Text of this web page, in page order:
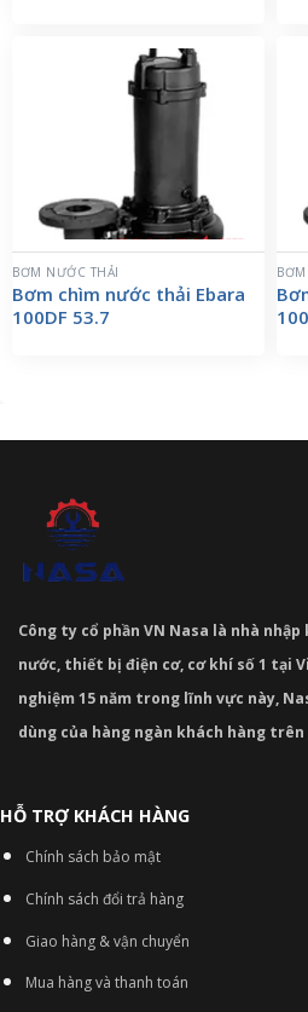
BƠM NƯỚC THẢI
Bơm chìm nước thải Ebara
100DF 53.7
Công ty cổ phần VN Nasa là nhà
nước, thiết bị điện cơ, cơ khí số 1 tại
nghiệm 15 năm trong lĩnh vực này,
dùng của hàng ngàn khách hàng
HỖ TRỢ KHÁCH HÀNG
Chính sách bảo mật
Chính sách đổi trả hàng
Giao hàng & vận chuyển
Mua hàng và thanh toán